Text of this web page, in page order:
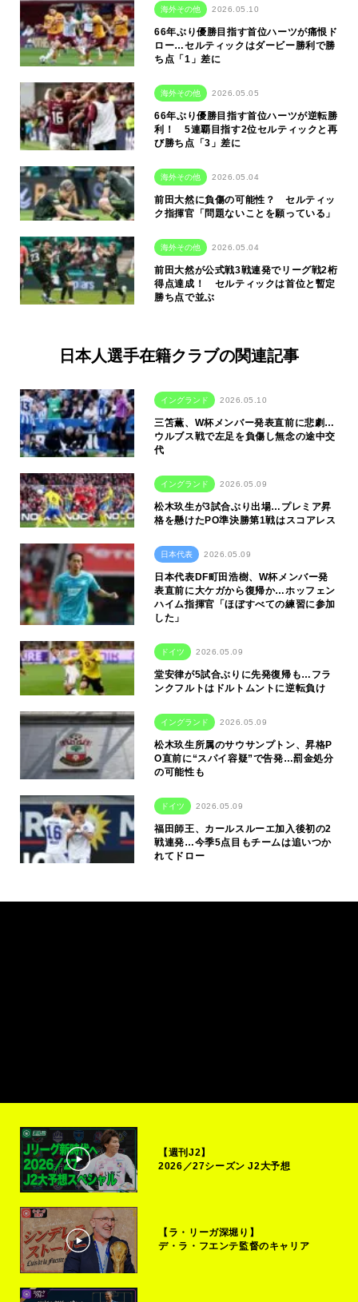
海外その他 2026.05.10
66年ぶり優勝目指す首位ハーツが痛恨ド
ロー…セルティックはダービー勝利で勝
ち点「1」差に
海外その他 2026.05.05
66年ぶり優勝目指す首位ハーツが逆転勝
利！ 5連覇目指す2位セルティックと再
び勝ち点「3」差に
海外その他 2026.05.04
前田大然に負傷の可能性？ セルティッ
ク指揮官「問題ないことを願っている」
海外その他 2026.05.04
前田大然が公式戦3戦連発でリーグ戦2桁
得点達成！ セルティックは首位と暫定
勝ち点で並ぶ
日本人選手在籍クラブの関連記事
イングランド 2026.05.10
三笘薫、W杯メンバー発表直前に悲劇…
ウルブス戦で左足を負傷し無念の途中交
代
イングランド 2026.05.09
松木玖生が3試合ぶり出場…プレミア昇
格を懸けたPO準決勝第1戦はスコアレス
日本代表 2026.05.09
日本代表DF町田浩樹、W杯メンバー発
表直前に大ケガから復帰か…ホッフェン
ハイム指揮官「ほぼすべての練習に参加
した」
ドイツ 2026.05.09
堂安律が5試合ぶりに先発復帰も…フラ
ンクフルトはドルトムントに逆転負け
イングランド 2026.05.09
松木玖生所属のサウサンプトン、昇格P
O直前に“スパイ容疑”で告発…罰金処分
の可能性も
ドイツ 2026.05.09
福田師王、カールスルーエ加入後初の2
戦連発…今季5点目もチームは追いつか
れてドロー
【週刊J2】
2026／27シーズン J2大予想
【ラ・リーガ深堀り】
デ・ラ・フエンテ監督のキャリア